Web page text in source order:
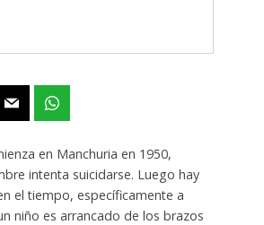
en Manchuria en 1950,
intenta suicidarse. Luego hay
el tiempo, específicamente a
niño es arrancado de los brazos